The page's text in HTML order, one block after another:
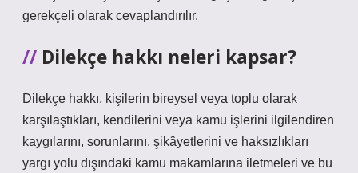
gerekçeli olarak cevaplandırılır.
Dilekçe hakkı neleri kapsar?
Dilekçe hakkı, kişilerin bireysel veya toplu olarak
karşılaştıkları, kendilerini veya kamu işlerini ilgilendiren
kaygılarını, sorunlarını, şikâyetlerini ve haksızlıkları
yargı yolu dışındaki kamu makamlarına iletmeleri ve bu